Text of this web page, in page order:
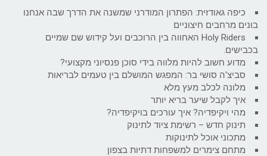
כיפה גאודזית: הפתרון המודרני שמשנה את הדרך שבה אנחנו
בונים מרחבים חיצוניים
Holy Riders האחווה בין הרוכבים ועל קידוש שם שמיים
בכבישים.
מדוע חשוב להיות מלווה בידי סוכן פנסיוני מקצועי?
סביצ'ה סושי בר: המפגש המושלם בין טעמים לבריאות
מלונה לכלב מעץ מלא
איך לקבל שיער בריא יותר
מהי ויקיפדיה? איך עורכים בויקיפדיה?
תינוק חדש – רשימת ציוד לתינוק
מתכוני אוכל לתינוקות
מתחם צימרים למשפחות דתיות בצפון